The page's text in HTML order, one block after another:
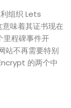
组织 Lets
味着其证书现在
里程碑事件开
站不再需要特别
的两个中